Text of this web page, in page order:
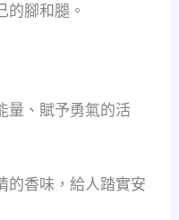
的腳和腿。
量、賦予勇氣的活
的香味，給人踏實安